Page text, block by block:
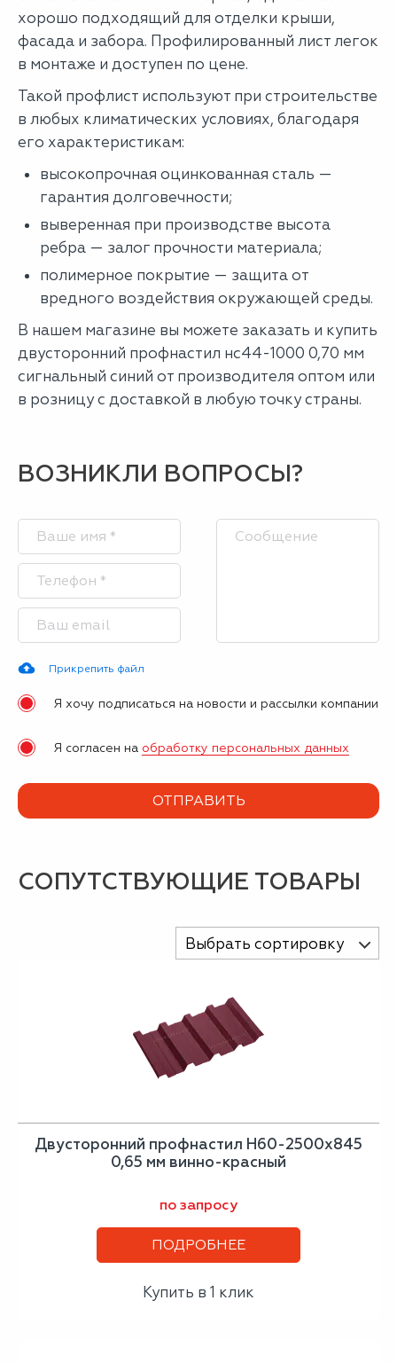
хорошо подходящий для отделки крыши,
фасада и забора. Профилированный лист легок
в монтаже и доступен по цене.
Такой профлист используют при строительстве
в любых климатических условиях, благодаря
его характеристикам:
высокопрочная оцинкованная сталь —
гарантия долговечности;
выверенная при производстве высота
ребра — залог прочности материала;
полимерное покрытие — защита от
вредного воздействия окружающей среды.
В нашем магазине вы можете заказать и купить
двусторонний профнастил нс44-1000 0,70 мм
сигнальный синий от производителя оптом или
в розницу с доставкой в любую точку страны.
ВОЗНИКЛИ ВОПРОСЫ?
Прикрепить файл
Я хочу подписаться на новости и рассылки компании
Я согласен на обработку персональных данных
СОПУТСТВУЮЩИЕ ТОВАРЫ
Выбрать сортировку
Двусторонний профнастил Н60-2500х845
0,65 мм винно-красный
по запросу
ПОДРОБНЕЕ
Купить в 1 клик